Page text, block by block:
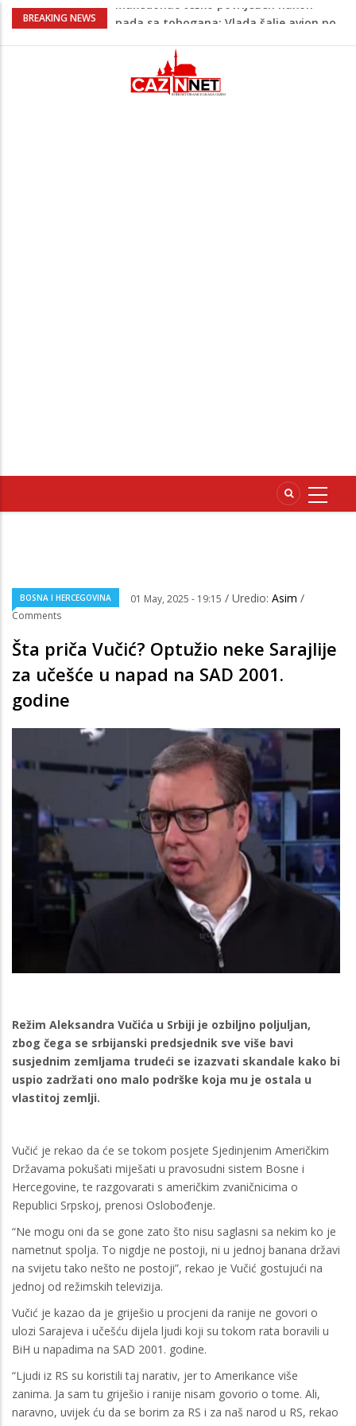
BREAKING NEWS
Na Ahiret preselio Bajrić (Omera) Hadži
AŽURIRANO: Ubistvo u Bosanskoj Krupi:
Muškarac pronađen mrtav u kući,
osumnjičeni uhapšen
BOSNA I HERCEGOVINA 01 May, 2025 - 19:15 / Uredio: Asim /
Comments
Šta priča Vučić? Optužio neke Sarajlije
za učešće u napad na SAD 2001.
godine
Režim Aleksandra Vučića u Srbiji je ozbiljno poljuljan,
zbog čega se srbijanski predsjednik sve više bavi
susjednim zemljama trudeći se izazvati skandale kako bi
uspio zadržati ono malo podrške koja mu je ostala u
vlastitoj zemlji.
Vučić je rekao da će se tokom posjete Sjedinjenim Američkim
Državama pokušati miješati u pravosudni sistem Bosne i
Hercegovine, te razgovarati s američkim zvaničnicima o
Republici Srpskoj, prenosi Oslobođenje.
“Ne mogu oni da se gone zato što nisu saglasni sa nekim ko je
nametnut spolja. To nigdje ne postoji, ni u jednoj banana državi
na svijetu tako nešto ne postoji”, rekao je Vučić gostujući na
jednoj od režimskih televizija.
Vučić je kazao da je griješio u procjeni da ranije ne govori o
ulozi Sarajeva i učešću dijela ljudi koji su tokom rata boravili u
BiH u napadima na SAD 2001. godine.
“Ljudi iz RS su koristili taj narativ, jer to Amerikance više
zanima. Ja sam tu griješio i ranije nisam govorio o tome. Ali,
naravno, uvijek ću da se borim za RS i za naš narod u RS, rekao